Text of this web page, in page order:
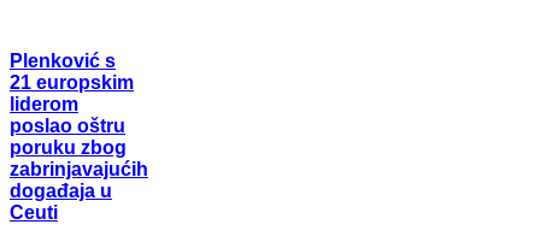
Plenković s
21 europskim
liderom
poslao oštru
poruku zbog
zabrinjavajućih
događaja u
Ceuti